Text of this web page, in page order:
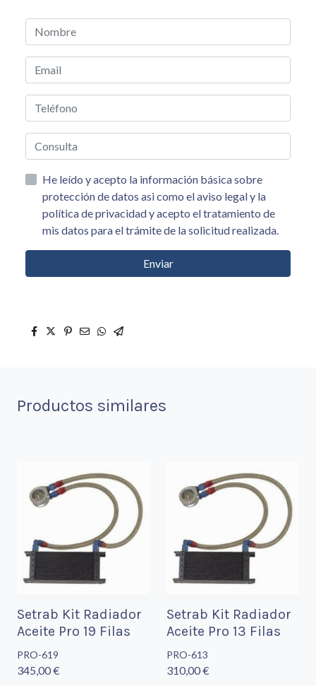
He leído y acepto la información básica sobre
protección de datos asi como el aviso legal y la
política de privacidad y acepto el tratamiento de
mis datos para el trámite de la solicitud realizada.
Enviar
Productos similares
Setrab Kit Radiador
Aceite Pro 19 Filas
PRO-619
345,00 €
Setrab Kit Radiador
Aceite Pro 13 Filas
PRO-613
310,00 €